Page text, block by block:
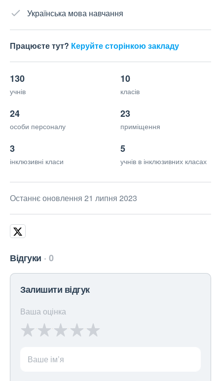
Українська мова навчання
Працюєте тут? Керуйте сторінкою закладу
130
учнів
10
класів
24
особи персоналу
23
приміщення
3
інклюзивні класи
5
учнів в інклюзивних класах
Останнє оновлення 21 липня 2023
Відгуки 0
Залишити відгук
Ваша оцінка
Ваше ім’я